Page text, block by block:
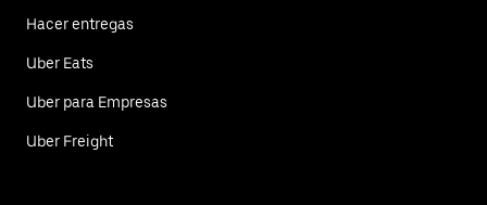
Hacer entregas
Uber Eats
Uber para Empresas
Uber Freight